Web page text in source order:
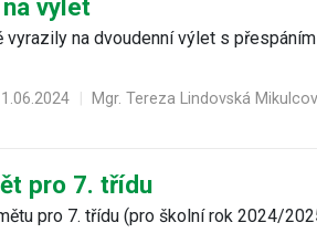
výlet
vyrazily na dvoudenní výlet s
Mgr. Tereza Lindovská
pro 7. třídu
pro 7. třídu (pro školní rok 2024/